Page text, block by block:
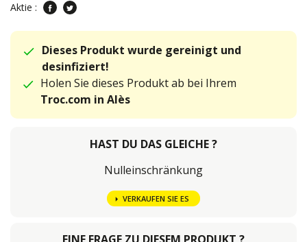
Aktie :
Dieses Produkt wurde gereinigt und
desinfiziert!
Holen Sie dieses Produkt ab bei Ihrem
Troc.com in Alès
HAST DU DAS GLEICHE ?
Nulleinschränkung
VERKAUFEN SIE ES